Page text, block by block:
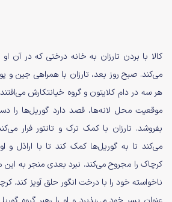
کالا با بردن تارزان به خانه درختی که در آن
می‌کند. صبح روز بعد، تارزان با همراهی جین و
هر سه در دام کلایتون و گروه خیانتکارش
موقعیت محل لانه‌ها، قصد دارد گوریل‌ها را
بفروشد. تارزان با کمک ترک و تانتور فرار
می‌کند تا به گوریل‌ها کمک کند تا با اراذل و
کرچاک را مجروح می‌کند. نبرد بعدی منجر به
ناخواسته خود را با درخت انگور حلق آویز کند.